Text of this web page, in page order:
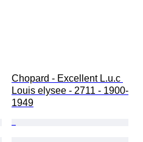
Chopard - Excellent L.u.c
Louis elysee - 2711 - 1900-
1949